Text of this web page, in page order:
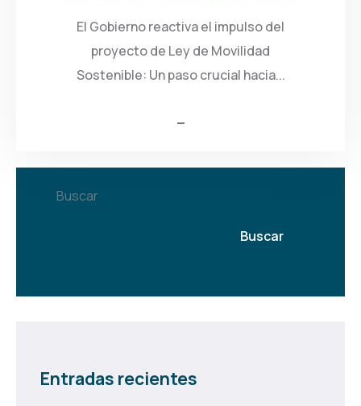
El Gobierno reactiva el impulso del
proyecto de Ley de Movilidad
Sostenible: Un paso crucial hacia...
Buscar
Buscar
Entradas recientes